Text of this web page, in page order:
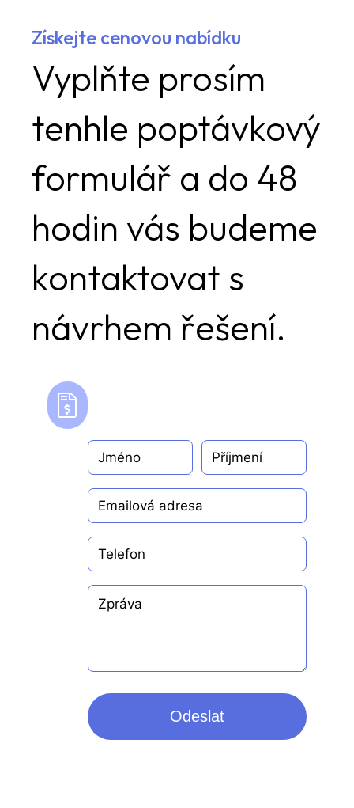
Získejte cenovou nabídku
Vyplňte prosím
tenhle poptávkový
formulář a do 48
hodin vás budeme
kontaktovat s
návrhem řešení.
Odeslat